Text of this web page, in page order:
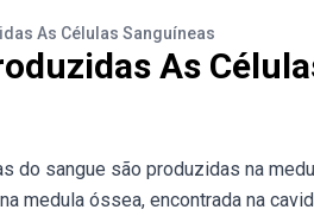
As Células Sanguíneas
As
do sangue são produzidas na
medula óssea, encontrada na